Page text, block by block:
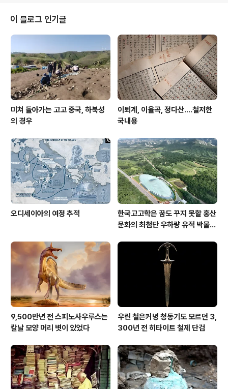
서 배워 쳐먹은 보존철학인지, 문화재 보존 보호라는 미명
아래 저와 같은 봉쇄주의가 여전히 굳건한 질서로 군림한
다. 저 굳건한 논리에 무령왕릉은 폐쇄해 버렸고, 능산리 고
분군도 다 지하로 도로 쑤셔 박아버렸다. 그것이 문화재 보
존인 줄 알지만, 사람을 버린 문화재가 무슨 소용이겠는가?
저런 짓거리가..
이 블로그 인기글
미쳐 돌아가는 고고 중국, 하북성
의 경우
이퇴계, 이율곡, 정다산....철저한
국내용
오디세이아의 여정 추적
한국고고학은 꿈도 꾸지 못할 홍산
문화의 최첨단 우하량 유적 박물관
9,500만년 전 스피노사우루스는
칼날 모양 머리 볏이 있었다
우린 철은커녕 청동기도 모르던 3,
300년 전 히타이트 철제 단검